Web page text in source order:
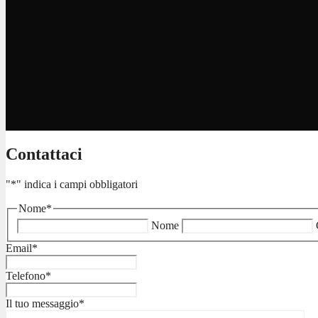
Contattaci
"*" indica i campi obbligatori
Nome*
Nome
Email*
Telefono*
Il tuo messaggio*